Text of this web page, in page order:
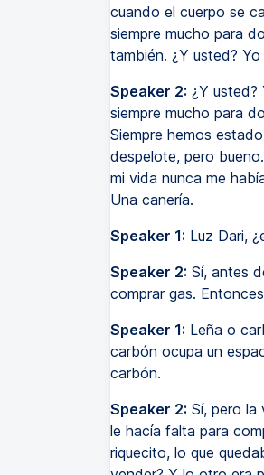
cuando el cuerpo se
siempre mucho para
también. ¿Y usted?
Speaker 2: ¿Y usted?
siempre mucho para
Siempre hemos
despelote, pero
mi vida nunca me
Una canería.
Speaker 1: Luz Dari,
Speaker 2: Sí, antes
comprar gas.
Speaker 1: Leña o
carbón ocupa un
carbón.
Speaker 2: Sí, pero la
le hacía falta para
riquecito, lo que